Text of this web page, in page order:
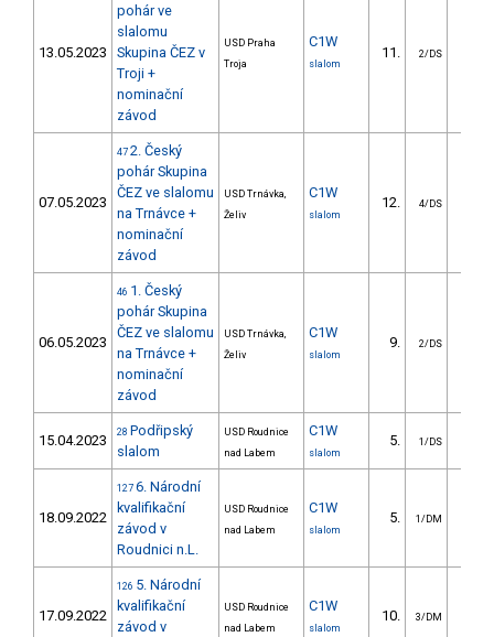
13.05.2023
pohár ve
slalomu
Skupina ČEZ v
Troji +
nominační
závod
USD Praha
Troja
C1W
slalom
11. 2/DS
07.05.2023
47 2. Český
pohár Skupina
ČEZ ve slalomu
na Trnávce +
nominační
závod
USD Trnávka,
Želiv
C1W
slalom
12. 4/DS
06.05.2023
46 1. Český
pohár Skupina
ČEZ ve slalomu
na Trnávce +
nominační
závod
USD Trnávka,
Želiv
C1W
slalom
9. 2/DS
15.04.2023 28 Podřipský
slalom
USD Roudnice
nad Labem
C1W
slalom
5. 1/DS
18.09.2022
127 6. Národní
kvalifikační
závod v
Roudnici n.L.
USD Roudnice
nad Labem
C1W
slalom
5. 1/DM
17.09.2022
126 5. Národní
kvalifikační
závod v
USD Roudnice
nad Labem
C1W
slalom
10. 3/DM